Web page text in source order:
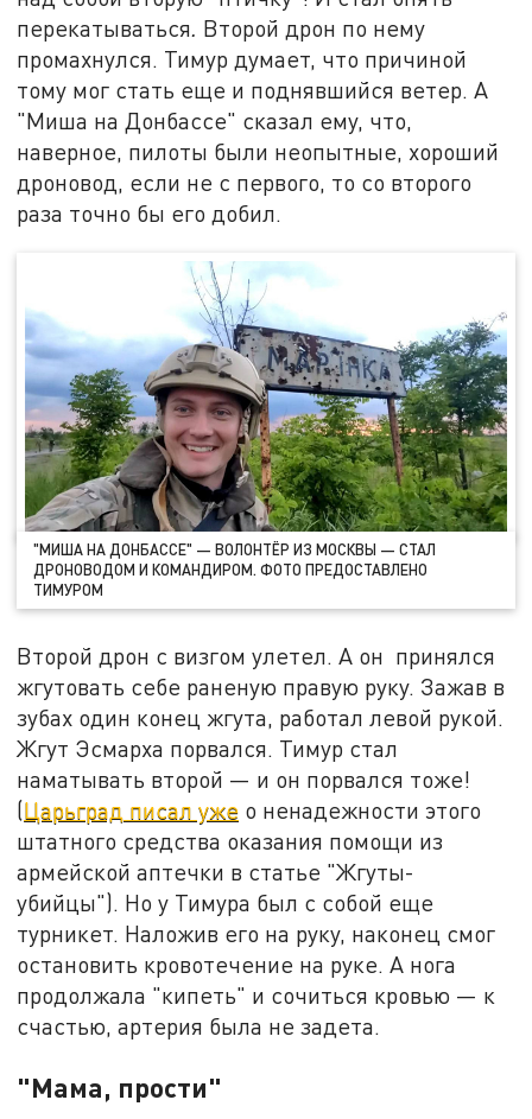
перекатываться. Второй дрон по нему
промахнулся. Тимур думает, что причиной
тому мог стать еще и поднявшийся ветер. А
"Миша на Донбассе" сказал ему, что,
наверное, пилоты были неопытные, хороший
дроновод, если не с первого, то со второго
раза точно бы его добил.
"МИША НА ДОНБАССЕ" — ВОЛОНТЁР ИЗ МОСКВЫ — СТАЛ
ДРОНОВОДОМ И КОМАНДИРОМ. ФОТО ПРЕДОСТАВЛЕНО
ТИМУРОМ
Второй дрон с визгом улетел. А он принялся
жгутовать себе раненую правую руку. Зажав в
зубах один конец жгута, работал левой рукой.
Жгут Эсмарха порвался. Тимур стал
наматывать второй — и он порвался тоже!
(Царьград писал уже о ненадежности этого
штатного средства оказания помощи из
армейской аптечки в статье "Жгуты-
убийцы"). Но у Тимура был с собой еще
турникет. Наложив его на руку, наконец смог
остановить кровотечение на руке. А нога
продолжала "кипеть" и сочиться кровью — к
счастью, артерия была не задета.
"Мама, прости"